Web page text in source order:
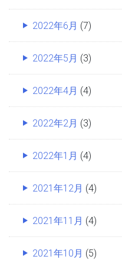
2022年6月 (7)
2022年5月 (3)
2022年4月 (4)
2022年2月 (3)
2022年1月 (4)
2021年12月 (4)
2021年11月 (4)
2021年10月 (5)